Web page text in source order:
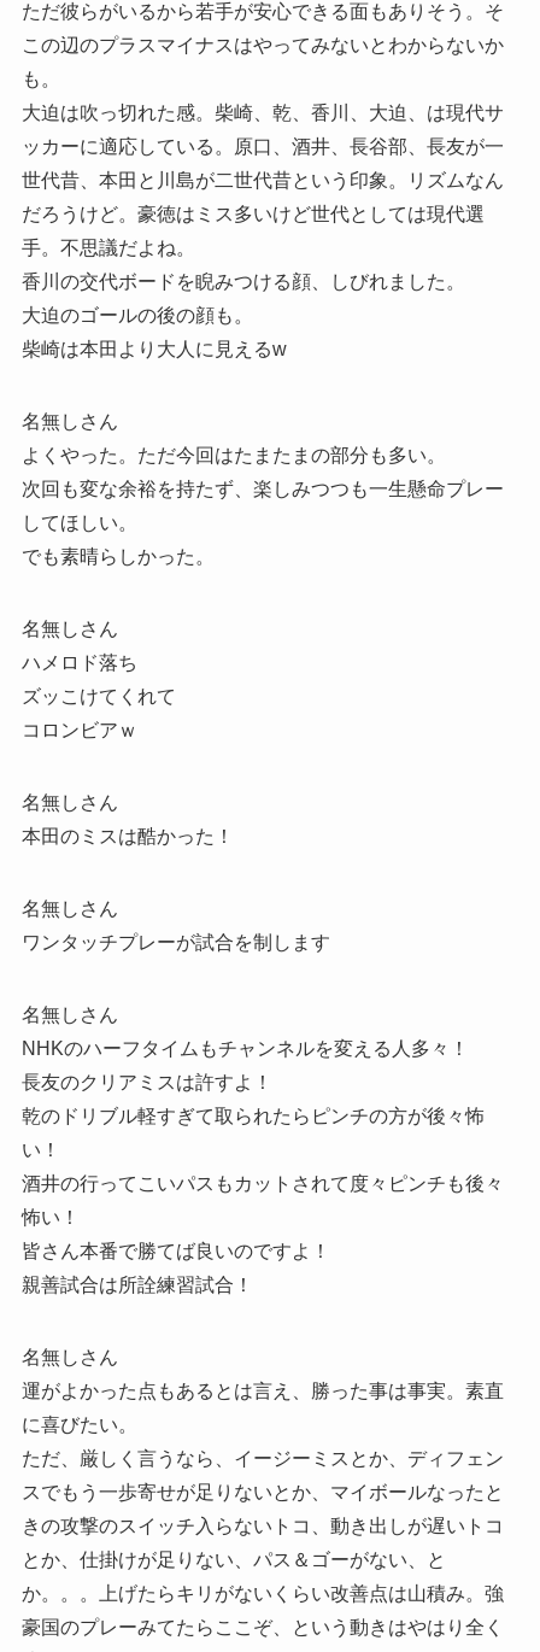
ただ彼らがいるから若手が安心できる面もありそう。そ
この辺のプラスマイナスはやってみないとわからないか
も。
大迫は吹っ切れた感。柴崎、乾、香川、大迫、は現代サ
ッカーに適応している。原口、酒井、長谷部、長友が一
世代昔、本田と川島が二世代昔という印象。リズムなん
だろうけど。豪徳はミス多いけど世代としては現代選
手。不思議だよね。
香川の交代ボードを睨みつける顔、しびれました。
大迫のゴールの後の顔も。
柴崎は本田より大人に見えるw
名無しさん
よくやった。ただ今回はたまたまの部分も多い。
次回も変な余裕を持たず、楽しみつつも一生懸命プレー
してほしい。
でも素晴らしかった。
名無しさん
ハメロド落ち
ズッこけてくれて
コロンビアｗ
名無しさん
本田のミスは酷かった！
名無しさん
ワンタッチプレーが試合を制します
名無しさん
NHKのハーフタイムもチャンネルを変える人多々！
長友のクリアミスは許すよ！
乾のドリブル軽すぎて取られたらピンチの方が後々怖
い！
酒井の行ってこいパスもカットされて度々ピンチも後々
怖い！
皆さん本番で勝てば良いのですよ！
親善試合は所詮練習試合！
名無しさん
運がよかった点もあるとは言え、勝った事は事実。素直
に喜びたい。
ただ、厳しく言うなら、イージーミスとか、ディフェン
スでもう一歩寄せが足りないとか、マイボールなったと
きの攻撃のスイッチ入らないトコ、動き出しが遅いトコ
とか、仕掛けが足りない、パス＆ゴーがない、と
か。。。上げたらキリがないくらい改善点は山積み。強
豪国のプレーみてたらここぞ、という動きはやはり全く